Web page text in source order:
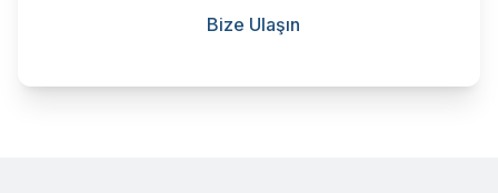
Bize Ulaşın